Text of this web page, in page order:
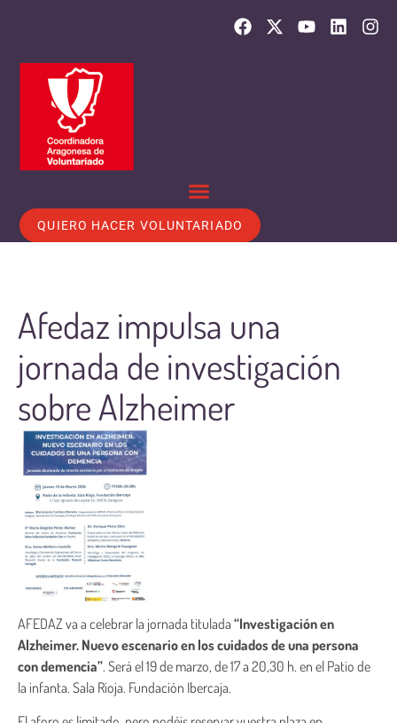
QUIERO HACER VOLUNTARIADO
Afedaz impulsa una
jornada de investigación
sobre Alzheimer
AFEDAZ va a celebrar la jornada titulada “Investigación en
Alzheimer. Nuevo escenario en los cuidados de una persona
con demencia”. Será el 19 de marzo, de 17 a 20,30 h. en el Patio de
la infanta. Sala Rioja. Fundación Ibercaja.